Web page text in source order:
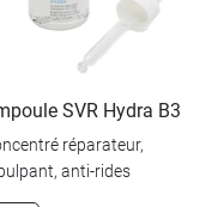
SVR Hydra B3
réparateur,
anti-rides